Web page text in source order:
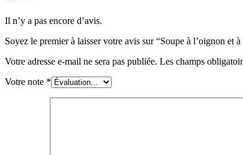
Il n’y a pas encore d’avis.
Soyez le premier à laisser votre avis sur “Soupe à l’oignon et à
Votre adresse e-mail ne sera pas publiée. Les champs
Votre note *